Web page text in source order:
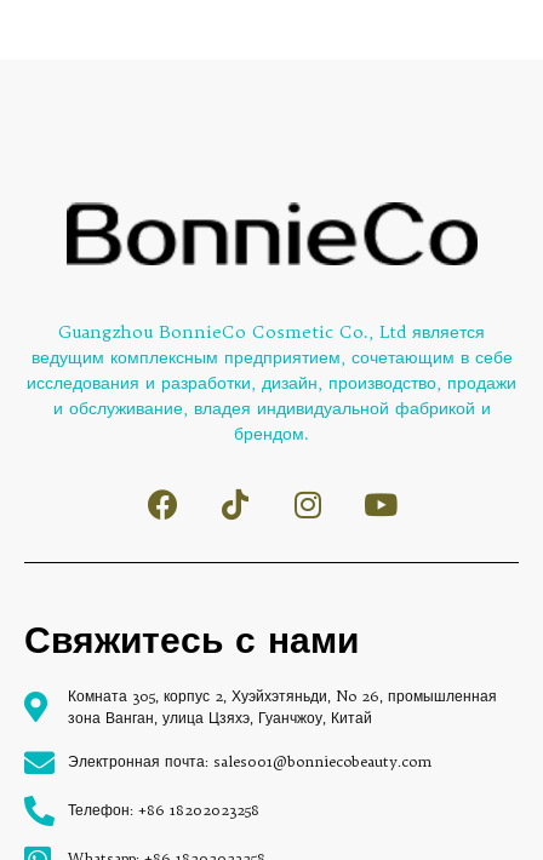
Guangzhou BonnieCo Cosmetic Co., Ltd является
ведущим комплексным предприятием, сочетающим в себе
исследования и разработки, дизайн, производство, продажи
и обслуживание, владея индивидуальной фабрикой и
брендом.
Свяжитесь с нами
Комната 305, корпус 2, Хуэйхэтяньди, No 26, промышленная
зона Ванган, улица Цзяхэ, Гуанчжоу, Китай
Электронная почта: sales001@bonniecobeauty.com
Телефон: +86 18202023258